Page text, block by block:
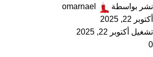
نشر بواسطة
omarnael
أكتوبر 22, 2025
تشغيل أكتوبر 22, 2025
0